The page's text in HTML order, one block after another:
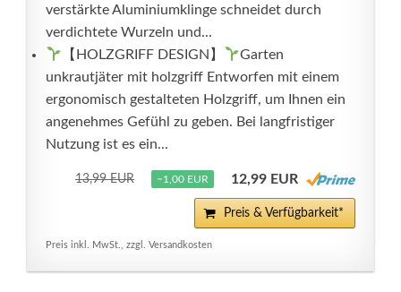
verstärkte Aluminiumklinge schneidet durch
verdichtete Wurzeln und...
【HOLZGRIFF DESIGN】
Garten
unkrautjäter mit holzgriff Entworfen mit einem
ergonomisch gestalteten Holzgriff, um Ihnen ein
angenehmes Gefühl zu geben. Bei langfristiger
Nutzung ist es ein...
13,99 EUR −1,00 EUR 12,99 EUR
Preis & Verfügbarkeit*
Preis inkl. MwSt., zzgl. Versandkosten